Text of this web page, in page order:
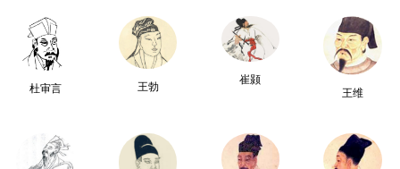
杜审言 王勃
崔颢
王维